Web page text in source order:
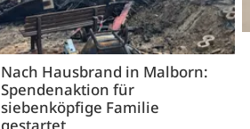
Nach Hausbrand in Malborn:
Spendenaktion für
siebenköpfige Familie
gestartet